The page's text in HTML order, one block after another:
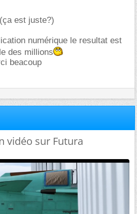
est juste?)
numérique le resultat est
des millions
beacoup
vidéo sur Futura